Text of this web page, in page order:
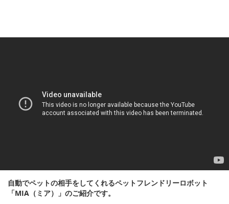
自動でペットの相手をしてくれるペットフレンドリーロボット
「MIA（ミア）」のご紹介です。